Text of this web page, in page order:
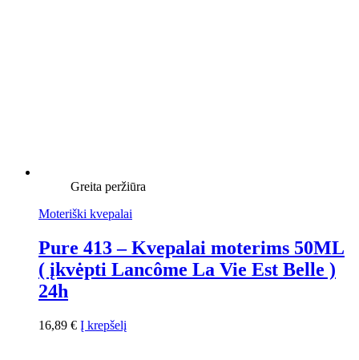
Greita peržiūra
Moteriški kvepalai
Pure 413 – Kvepalai moterims 50ML
( įkvėpti Lancôme La Vie Est Belle )
24h
16,89 € Į krepšelį